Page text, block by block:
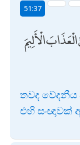
51:37
الْأَلِيمَ
තවද
එහි සංඥාවක්